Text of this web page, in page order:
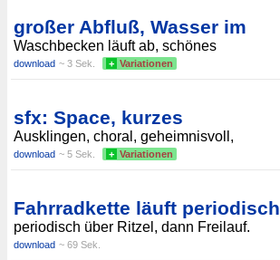
großer Abfluß, Wasser im
Waschbecken läuft ab, schönes
download ~ 3 Sek. + Variationen
sfx: Space, kurzes
Ausklingen, choral, geheimnisvoll,
download ~ 5 Sek. + Variationen
Fahrradkette läuft periodisch
periodisch über Ritzel, dann Freilauf.
download ~ 69 Sek.